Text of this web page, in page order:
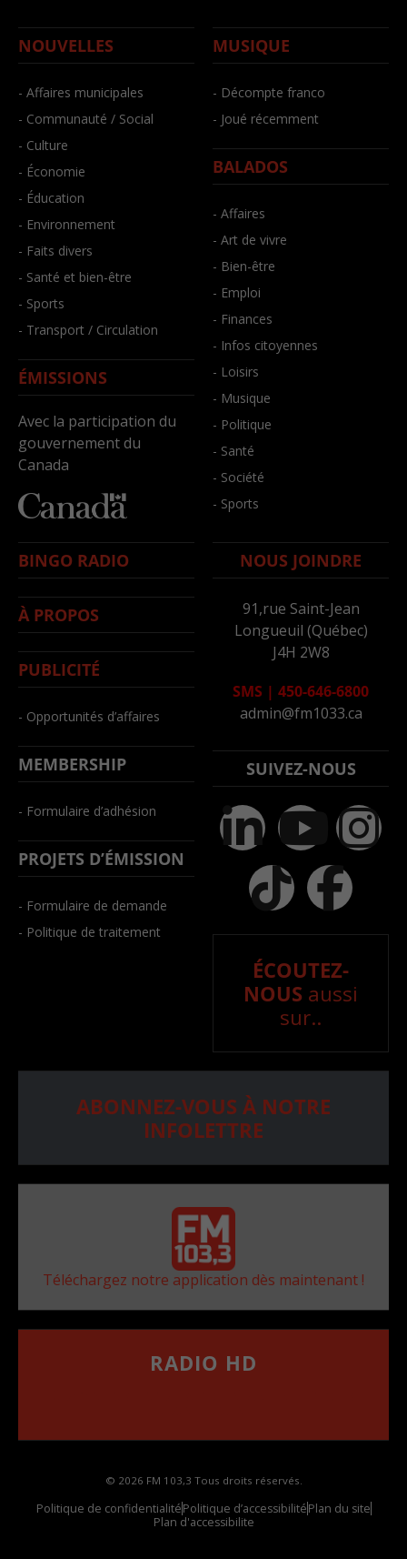
NOUVELLES
- Affaires municipales
- Communauté / Social
- Culture
- Économie
- Éducation
- Environnement
- Faits divers
- Santé et bien-être
- Sports
- Transport / Circulation
ÉMISSIONS
Avec la participation du
gouvernement du
Canada
MUSIQUE
- Décompte franco
- Joué récemment
BALADOS
- Affaires
- Art de vivre
- Bien-être
- Emploi
- Finances
- Infos citoyennes
- Loisirs
- Musique
- Politique
- Santé
- Société
- Sports
BINGO RADIO
À PROPOS
PUBLICITÉ
- Opportunités d’affaires
MEMBERSHIP
- Formulaire d’adhésion
PROJETS D’ÉMISSION
- Formulaire de demande
- Politique de traitement
NOUS JOINDRE
91,rue Saint-Jean
Longueuil (Québec)
J4H 2W8
SMS | 450-646-6800
admin@fm1033.ca
SUIVEZ-NOUS
ÉCOUTEZ-
NOUS aussi
sur..
ABONNEZ-VOUS À NOTRE
INFOLETTRE
Téléchargez notre application dès maintenant !
RADIO HD
© 2026 FM 103,3 Tous droits réservés.
Politique de confidentialitéPolitique d’accessibilitéPlan du site
Plan d'accessibilite